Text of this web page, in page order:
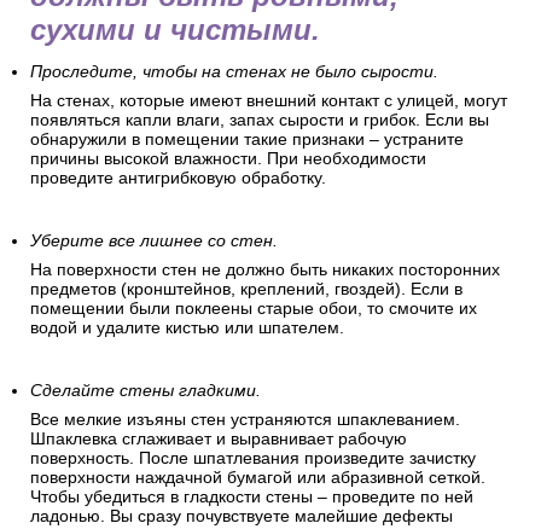
сухими и чистыми.
Проследите, чтобы на стенах не было сырости.
На стенах, которые имеют внешний контакт с улицей, могут
появляться капли влаги, запах сырости и грибок. Если вы
обнаружили в помещении такие признаки – устраните
причины высокой влажности. При необходимости
проведите антигрибковую обработку.
Уберите все лишнее со стен.
На поверхности стен не должно быть никаких посторонних
предметов (кронштейнов, креплений, гвоздей). Если в
помещении были поклеены старые обои, то смочите их
водой и удалите кистью или шпателем.
Сделайте стены гладкими.
Все мелкие изъяны стен устраняются шпаклеванием.
Шпаклевка сглаживает и выравнивает рабочую
поверхность. После шпатлевания произведите зачистку
поверхности наждачной бумагой или абразивной сеткой.
Чтобы убедиться в гладкости стены – проведите по ней
ладонью. Вы сразу почувствуете малейшие дефекты